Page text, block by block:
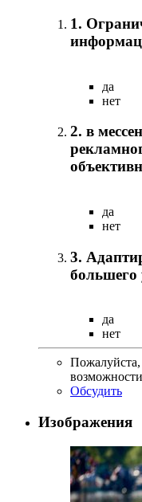
1.
да
нет
2. в
да
нет
3.
большего
да
нет
Пожалуйста,
Обсудить
Изображения